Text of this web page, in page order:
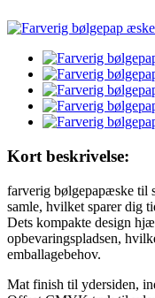
Kort beskrivelse:
farverig bølgepapæske til
samle, hvilket sparer dig
Dets kompakte design
opbevaringspladsen,
emballagebehov.
Mat finish til ydersiden,